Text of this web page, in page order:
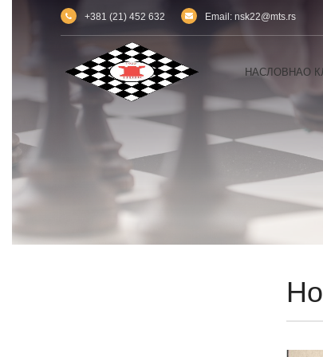
+381 (21) 452 632 Email: nsk22@mts.rs
НАСЛОВНАО